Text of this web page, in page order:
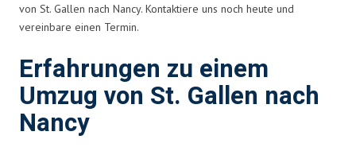
von St. Gallen nach Nancy. Kontaktiere uns noch heute und
vereinbare einen Termin.
Erfahrungen zu einem
Umzug von St. Gallen nach
Nancy